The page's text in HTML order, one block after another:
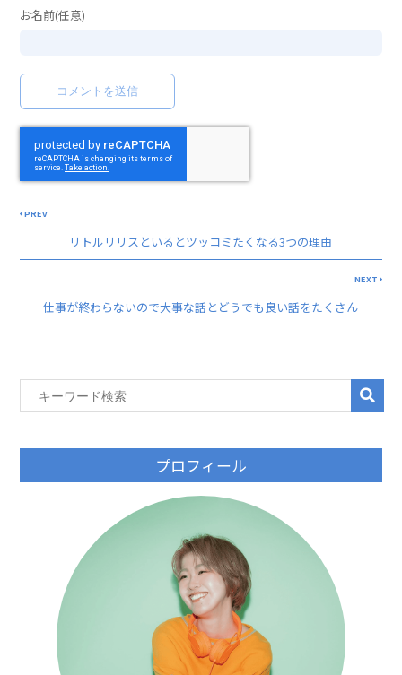
お名前(任意)
PREV
リトルリリスといるとツッコミたくなる3つの理由
NEXT
仕事が終わらないので大事な話とどうでも良い話をたくさん
プロフィール